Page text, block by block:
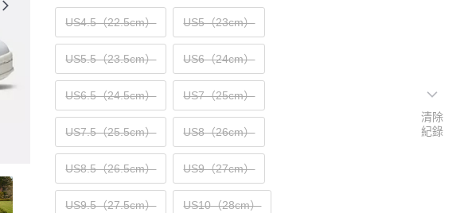
US4.5（22.5cm） US5（23cm）
US5.5（23.5cm） US6（24cm）
US6.5（24.5cm） US7（25cm）
US7.5（25.5cm） US8（26cm）
US8.5（26.5cm） US9（27cm）
US9.5（27.5cm） US10（28cm）
清除
紀錄